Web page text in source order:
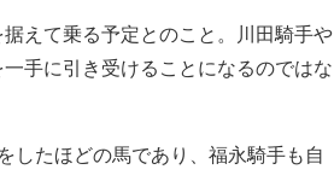
えて乗る予定とのこと。川田騎手や
手に引き受けることになるのではな
たほどの馬であり、福永騎手も自